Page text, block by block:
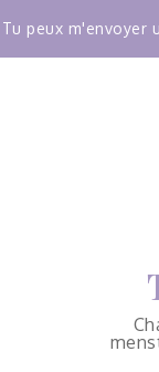
Tu peux